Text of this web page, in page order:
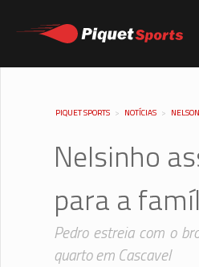
PIQUET SPORTS > NOTÍCIAS >
Nelsinho
para a
Pedro estreia com o
quarto em Cascavel